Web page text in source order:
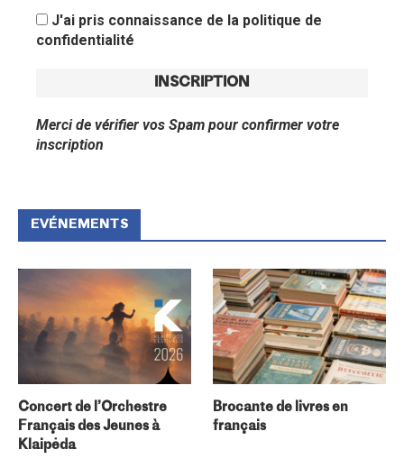
J'ai pris connaissance de la politique de
confidentialité
Merci de vérifier vos Spam pour confirmer votre
inscription
EVÉNEMENTS
Concert de l’Orchestre
Français des Jeunes à
Klaipėda
Brocante de livres en
français